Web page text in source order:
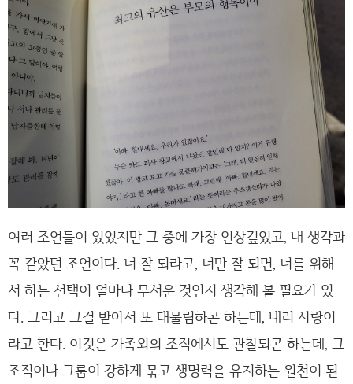
여러 조언들이 있었지만 그 중에 가장 인상깊었고, 내 생각과
꼭 같았던 조언이다. 너 잘 되라고, 너만 잘 되면, 너를 위해
서 하는 선택이 얼마나 무서운 것인지 생각해 볼 필요가 있
다. 그리고 그걸 받아서 또 대물림하곤 하는데, 내리 사랑이
라고 한다. 이것은 가족외의 조직에서도 관찰되곤 하는데, 그
조직이나 그룹이 강하게 묶고 생명력을 유지하는 원천이 된